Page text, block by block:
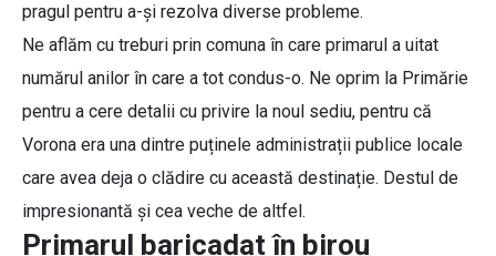
pragul pentru a-și rezolva diverse probleme.
Ne aflăm cu treburi prin comuna în care primarul a uitat
numărul anilor în care a tot condus-o. Ne oprim la Primărie
pentru a cere detalii cu privire la noul sediu, pentru că
Vorona era una dintre puținele administrații publice locale
care avea deja o clădire cu această destinație. Destul de
impresionantă și cea veche de altfel.
Primarul baricadat în birou